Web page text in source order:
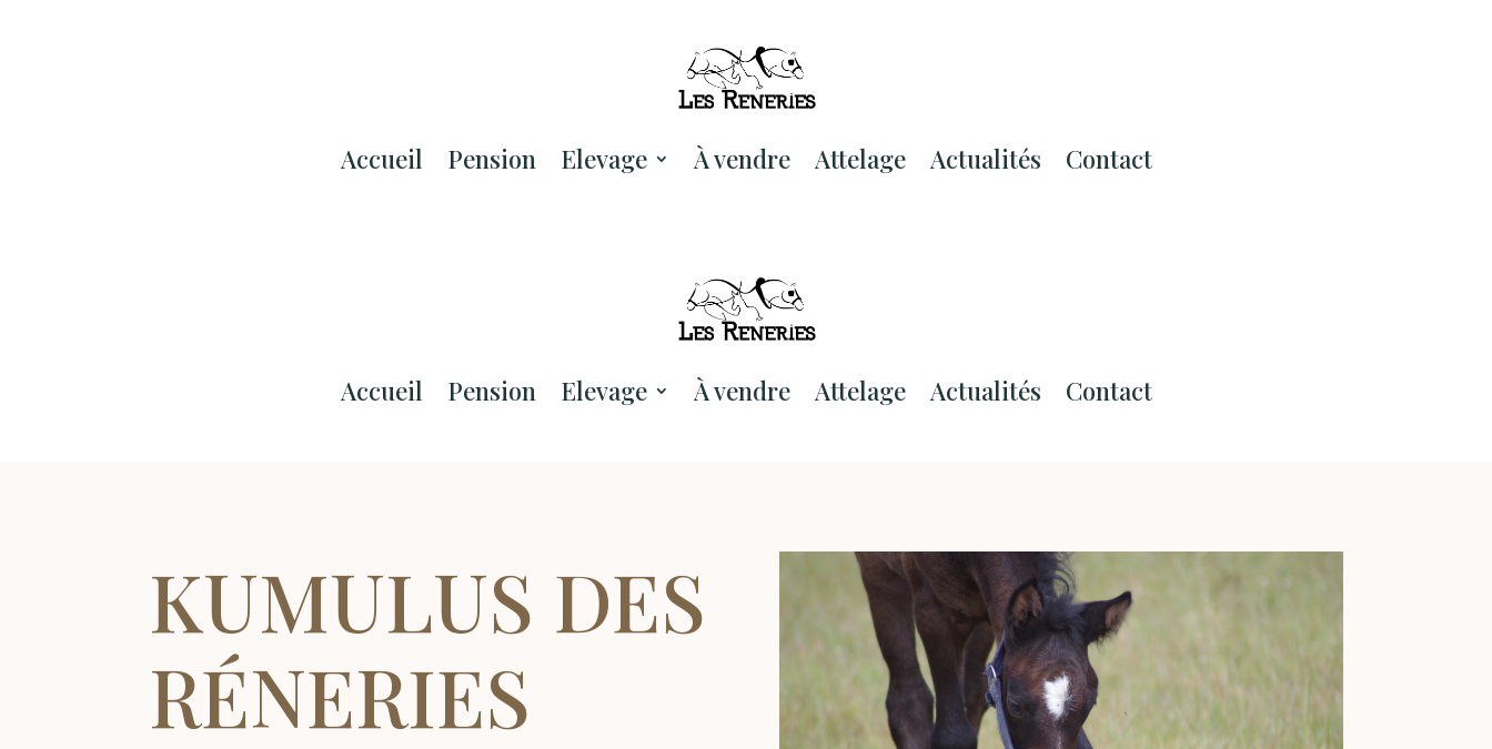
Accueil Pension Elevage À vendre Attelage Actualités Contact
Accueil Pension Elevage À vendre Attelage Actualités Contact
KUMULUS DES
RÉNERIES